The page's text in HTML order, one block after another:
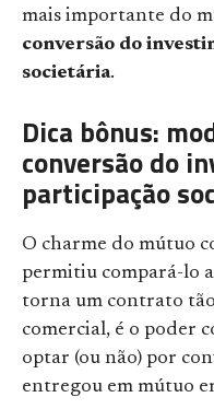
mais importante do
conversão do
societária.
Dica bônus:
conversão do
participação
O charme do mútuo
permitiu compará-lo
torna um contrato
comercial, é o poder
optar (ou não) por
entregou em mútuo